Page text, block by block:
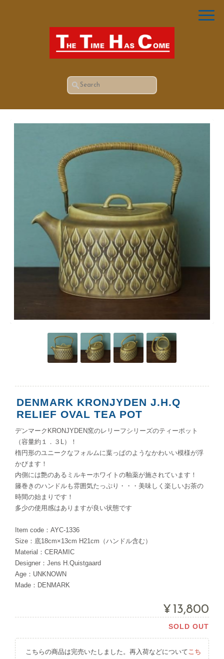
DENMARK KRONJYDEN J.H.Q
RELIEF OVAL TEA POT
デンマークKRONJYDEN窯のレリーフシリーズのティーポット
（容量約１．３L）！
楕円形のユニークなフォルムに葉っぱのようなかわいい模様が浮
かびます！
内側には艶のあるミルキーホワイトの釉薬が施されています！
籐巻きのハンドルも雰囲気たっぷり・・・美味しく楽しいお茶の
時間の始まりです！
多少の使用感はありますが良い状態です
Item code：AYC-1336
Size：底18cm×13cm H21cm（ハンドル含む）
Material：CERAMIC
Designer：Jens H.Quistgaard
Age：UNKNOWN
Made：DENMARK
¥13,800
SOLD OUT
こちらの商品は完売いたしました。再入荷などについてこち